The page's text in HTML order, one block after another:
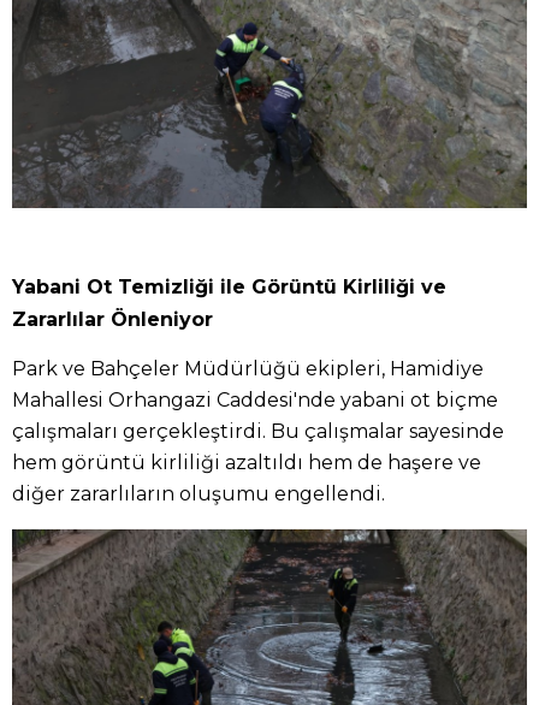
Yabani Ot Temizliği ile Görüntü Kirliliği ve
Zararlılar Önleniyor
Park ve Bahçeler Müdürlüğü ekipleri, Hamidiye
Mahallesi Orhangazi Caddesi'nde yabani ot biçme
çalışmaları gerçekleştirdi. Bu çalışmalar sayesinde
hem görüntü kirliliği azaltıldı hem de haşere ve
diğer zararlıların oluşumu engellendi.